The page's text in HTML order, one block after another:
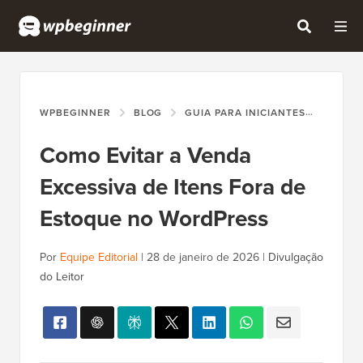
WPBEGINNER BLOG GUIA PARA INICIANTES
Como Evitar a Venda
Excessiva de Itens Fora de
Estoque no WordPress
Por Equipe Editorial | 28 de janeiro de 2026 | Divulgação
do Leitor